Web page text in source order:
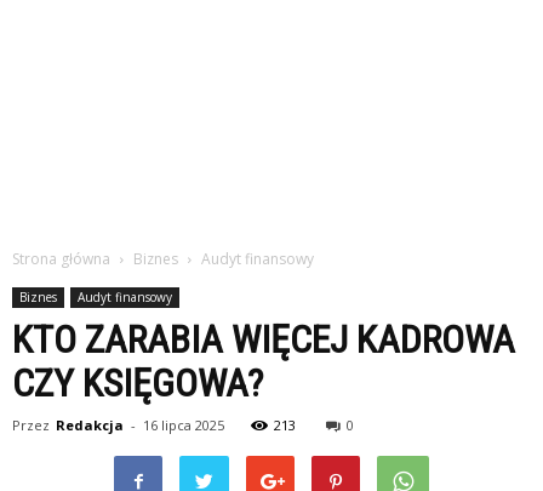
Strona główna Biznes Audyt finansowy
Biznes Audyt finansowy
KTO ZARABIA WIĘCEJ KADROWA
CZY KSIĘGOWA?
Przez Redakcja - 16 lipca 2025 213 0